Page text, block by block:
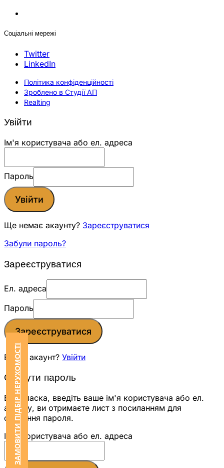
Соціальні мережі
Twitter
LinkedIn
Політика конфіденційності
Зроблено в Студії АП
Realting
ЗАМОВИТИ ПІДБІР НЕРУХОМОСТІ
Увійти
Ім'я користувача або ел. адреса
Пароль
Увійти
Ще немає акаунту? Зареєструватися
Забули пароль?
Зареєструватися
Ел. адреса
Пароль
Зареєструватися
Вже є акаунт? Увійти
Скинути пароль
Будь ласка, введіть ваше ім'я користувача або ел.
адресу, ви отримаєте лист з посиланням для
скидання пароля.
Ім'я користувача або ел. адреса